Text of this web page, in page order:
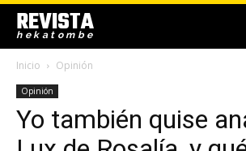
REVISTA
hekatombe
Inicio Opinión
Opinión
Yo también quise